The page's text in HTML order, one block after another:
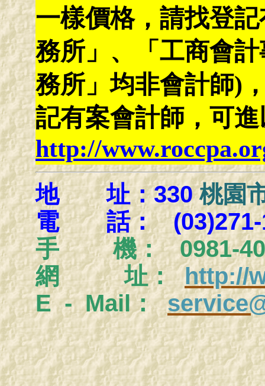
一樣價格，請找登
務所」、「工商會
務所」均非會計師)
記有案會計師，可
http://
地 址：330桃園
電 話： (03)271-
手 機： 0981-
網 址：http://
E - Mail：